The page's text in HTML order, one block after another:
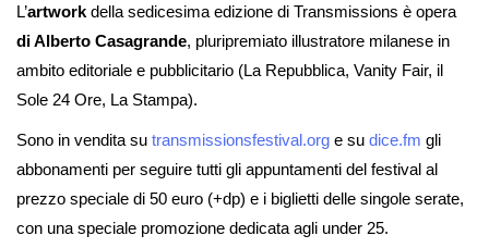
L’artwork della sedicesima edizione di Transmissions è opera
di Alberto Casagrande, pluripremiato illustratore milanese in
ambito editoriale e pubblicitario (La Repubblica, Vanity Fair, il
Sole 24 Ore, La Stampa).
Sono in vendita su transmissionsfestival.org e su dice.fm gli
abbonamenti per seguire tutti gli appuntamenti del festival al
prezzo speciale di 50 euro (+dp) e i biglietti delle singole serate,
con una speciale promozione dedicata agli under 25.